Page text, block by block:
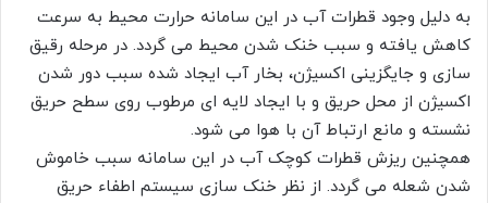
به دلیل وجود قطرات آب در این سامانه حرارت محیط به سرعت
کاهش یافته و سبب خنک شدن محیط می گردد. در مرحله رقیق
سازی و جایگزینی اکسیژن، بخار آب ایجاد شده سبب دور شدن
اکسیژن از محل حریق و با ایجاد لایه ای مرطوب روی سطح حریق
نشسته و مانع ارتباط آن با هوا می شود.
همچنین ریزش قطرات کوچک آب در این سامانه سبب خاموش
شدن شعله می گردد. از نظر خنک سازی سیستم اطفاء حریق